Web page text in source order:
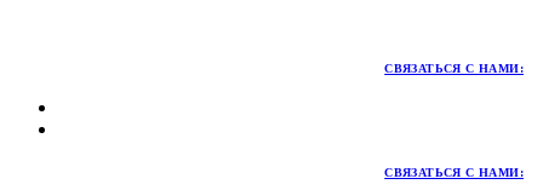
СВЯЗАТЬСЯ С НАМИ:
СВЯЗАТЬСЯ С НАМИ: